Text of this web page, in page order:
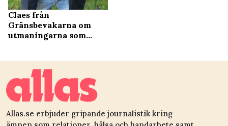
Claes från
Gränsbevakarna om
utmaningarna som
Allas.se erbjuder gripande journalistik kring